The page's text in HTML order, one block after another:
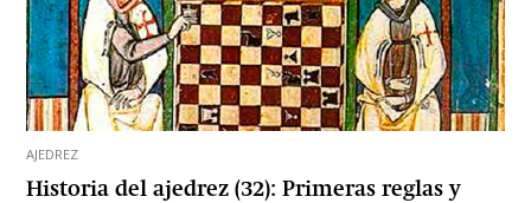
AJEDREZ
Historia del ajedrez (32): Primeras reglas y